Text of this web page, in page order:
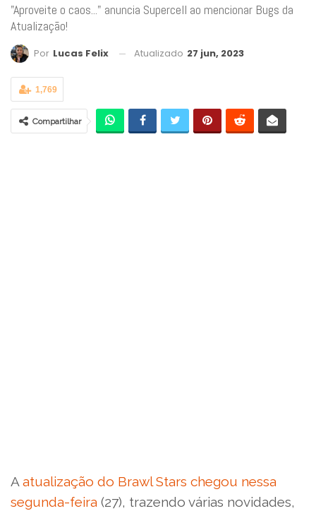
"Aproveite o caos..." anuncia Supercell ao mencionar Bugs da
Atualização!
Por Lucas Felix Atualizado 27 jun, 2023
1,769
Compartilhar
A atualização do Brawl Stars chegou nessa
segunda-feira (27), trazendo várias novidades,